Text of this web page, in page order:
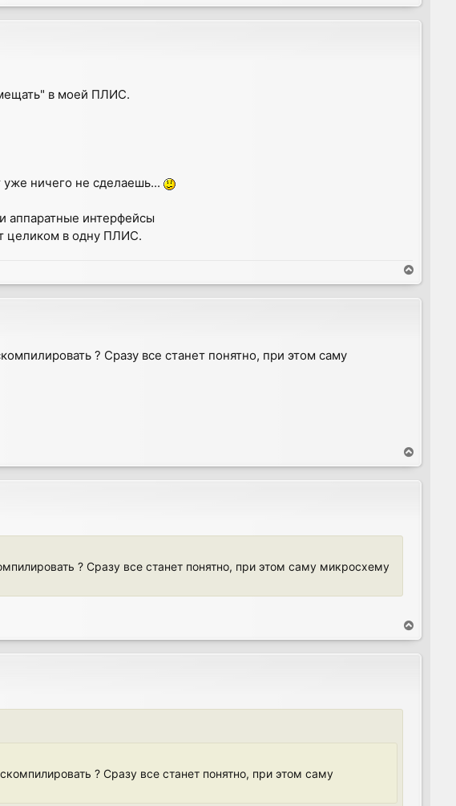
o
p
в моей ПЛИС.
ничего не сделаешь...
аппаратные интерфейсы
целиком в одну ПЛИС.
o
p
? Сразу все станет понятно, при этом саму
o
p
? Сразу все станет понятно, при этом саму микросхему
o
p
? Сразу все станет понятно, при этом саму